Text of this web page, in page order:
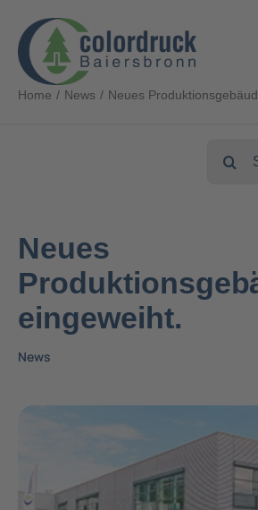
Inhalt
springen
Unternehmen
Nachhaltigkeit
Kontakt
Home News Neues
Suche
Neues
eingeweiht.
News